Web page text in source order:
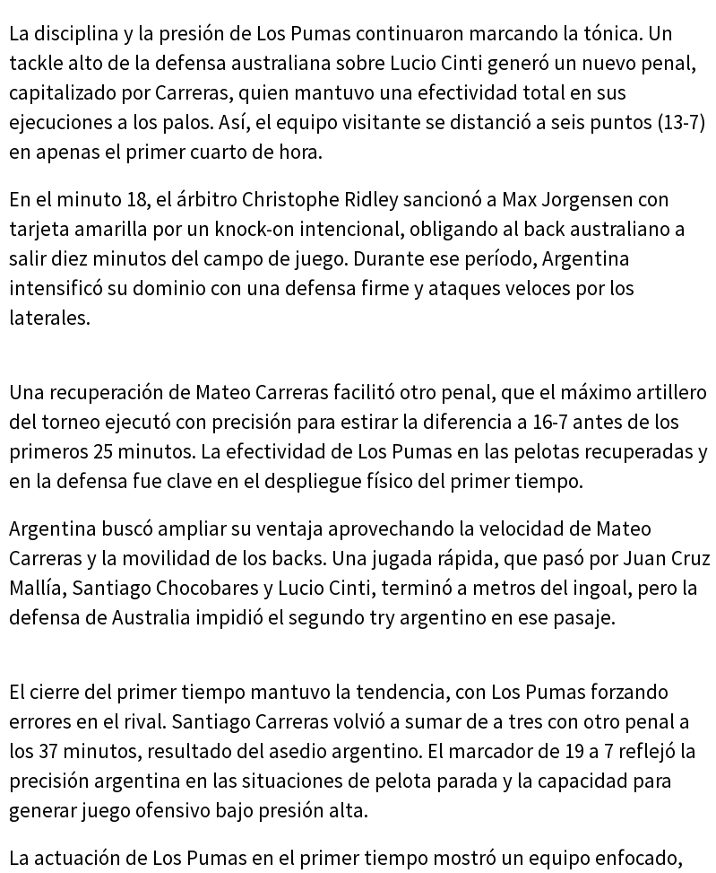
La disciplina y la presión de Los Pumas continuaron marcando la tónica. Un
tackle alto de la defensa australiana sobre Lucio Cinti generó un nuevo penal,
capitalizado por Carreras, quien mantuvo una efectividad total en sus
ejecuciones a los palos. Así, el equipo visitante se distanció a seis puntos (13-7)
en apenas el primer cuarto de hora.
En el minuto 18, el árbitro Christophe Ridley sancionó a Max Jorgensen con
tarjeta amarilla por un knock-on intencional, obligando al back australiano a
salir diez minutos del campo de juego. Durante ese período, Argentina
intensificó su dominio con una defensa firme y ataques veloces por los
laterales.
Una recuperación de Mateo Carreras facilitó otro penal, que el máximo artillero
del torneo ejecutó con precisión para estirar la diferencia a 16-7 antes de los
primeros 25 minutos. La efectividad de Los Pumas en las pelotas recuperadas y
en la defensa fue clave en el despliegue físico del primer tiempo.
Argentina buscó ampliar su ventaja aprovechando la velocidad de Mateo
Carreras y la movilidad de los backs. Una jugada rápida, que pasó por Juan Cruz
Mallía, Santiago Chocobares y Lucio Cinti, terminó a metros del ingoal, pero la
defensa de Australia impidió el segundo try argentino en ese pasaje.
El cierre del primer tiempo mantuvo la tendencia, con Los Pumas forzando
errores en el rival. Santiago Carreras volvió a sumar de a tres con otro penal a
los 37 minutos, resultado del asedio argentino. El marcador de 19 a 7 reflejó la
precisión argentina en las situaciones de pelota parada y la capacidad para
generar juego ofensivo bajo presión alta.
La actuación de Los Pumas en el primer tiempo mostró un equipo enfocado,